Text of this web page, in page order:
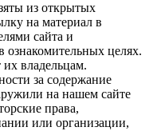
из открытых
на материал в
сайта и
ознакомительных целях.
владельцам.
за содержание
на нашем сайте
права,
или организации,